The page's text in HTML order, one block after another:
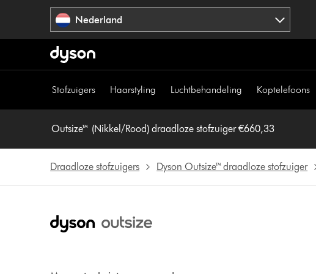
Nederland
Stofzuigers Haarstyling Luchtbehandeling Koptelefoons
Outsize™ (Nikkel/Rood) draadloze stofzuiger €660,33
Draadloze stofzuigers Dyson Outsize™ draadloze stofzuiger